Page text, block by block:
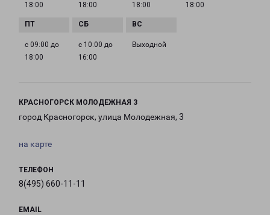
18:00
18:00
18:00
18:00
с 09:00 до
18:00
с 10:00 до
16:00
Выходной
КРАСНОГОРСК МОЛОДЕЖНАЯ 3
город Красногорск, улица Молодежная, 3
на карте
ТЕЛЕФОН
8(495) 660-11-11
EMAIL